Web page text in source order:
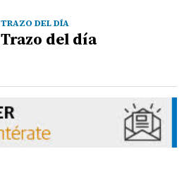
TRAZO DEL DÍA
Trazo del día